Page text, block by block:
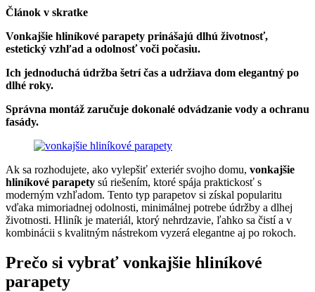
Článok v skratke
Vonkajšie hliníkové parapety prinášajú dlhú životnosť,
estetický vzhľad a odolnosť voči počasiu.
Ich jednoduchá údržba šetrí čas a udržiava dom elegantný po
dlhé roky.
Správna montáž zaručuje dokonalé odvádzanie vody a ochranu
fasády.
Ak sa rozhodujete, ako vylepšiť exteriér svojho domu, vonkajšie
hliníkové parapety sú riešením, ktoré spája praktickosť s
moderným vzhľadom. Tento typ parapetov si získal popularitu
vďaka mimoriadnej odolnosti, minimálnej potrebe údržby a dlhej
životnosti. Hliník je materiál, ktorý nehrdzavie, ľahko sa čistí a v
kombinácii s kvalitným nástrekom vyzerá elegantne aj po rokoch.
Prečo si vybrať vonkajšie hliníkové
parapety